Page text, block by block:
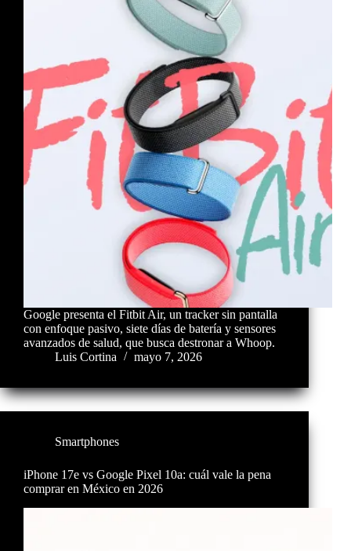
Google presenta el Fitbit Air, un tracker sin pantalla
con enfoque pasivo, siete días de batería y sensores
avanzados de salud, que busca destronar a Whoop.
Luis Cortina
mayo 7, 2026
Smartphones
iPhone 17e vs Google Pixel 10a: cuál vale la pena
comprar en México en 2026